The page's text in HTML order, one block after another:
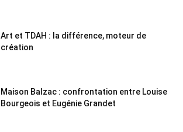
Art et TDAH : la différence, moteur de
création
Maison Balzac : confrontation entre Louise
Bourgeois et Eugénie Grandet